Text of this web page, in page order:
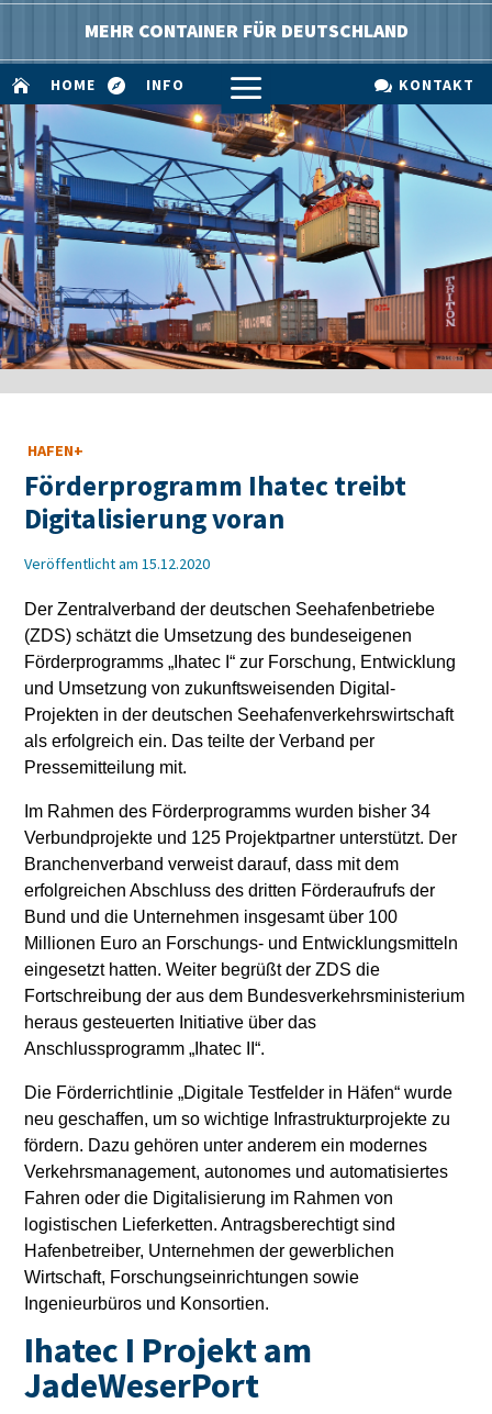
MEHR CONTAINER FÜR DEUTSCHLAND
 HOME  INFO a  KONTAKT
HAFEN+
Förderprogramm Ihatec treibt
Digitalisierung voran
Veröffentlicht am 15.12.2020
Der Zentralverband der deutschen Seehafenbetriebe
(ZDS) schätzt die Umsetzung des bundeseigenen
Förderprogramms „Ihatec I“ zur Forschung, Entwicklung
und Umsetzung von zukunftsweisenden Digital-
Projekten in der deutschen Seehafenverkehrswirtschaft
als erfolgreich ein. Das teilte der Verband per
Pressemitteilung mit.
Im Rahmen des Förderprogramms wurden bisher 34
Verbundprojekte und 125 Projektpartner unterstützt. Der
Branchenverband verweist darauf, dass mit dem
erfolgreichen Abschluss des dritten Förderaufrufs der
Bund und die Unternehmen insgesamt über 100
Millionen Euro an Forschungs- und Entwicklungsmitteln
eingesetzt hatten. Weiter begrüßt der ZDS die
Fortschreibung der aus dem Bundesverkehrsministerium
heraus gesteuerten Initiative über das
Anschlussprogramm „Ihatec II“.
Die Förderrichtlinie „Digitale Testfelder in Häfen“ wurde
neu geschaffen, um so wichtige Infrastrukturprojekte zu
fördern. Dazu gehören unter anderem ein modernes
Verkehrsmanagement, autonomes und automatisiertes
Fahren oder die Digitalisierung im Rahmen von
logistischen Lieferketten. Antragsberechtigt sind
Hafenbetreiber, Unternehmen der gewerblichen
Wirtschaft, Forschungseinrichtungen sowie
Ingenieurbüros und Konsortien.
Ihatec I Projekt am
JadeWeserPort